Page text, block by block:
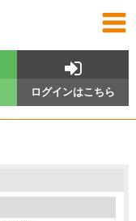
ログインはこちら